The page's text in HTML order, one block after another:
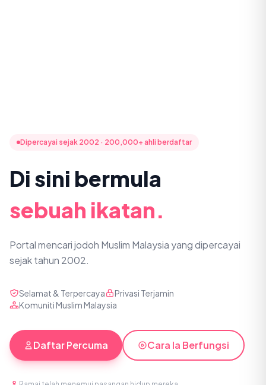
Dipercayai sejak 2002 · 200,000+ ahli berdaftar
Di sini bermula
sebuah ikatan.
Portal mencari jodoh Muslim Malaysia yang dipercayai
sejak tahun 2002.
Selamat & Terpercaya
Privasi Terjamin
Komuniti Muslim Malaysia
Daftar Percuma Cara Ia Berfungsi